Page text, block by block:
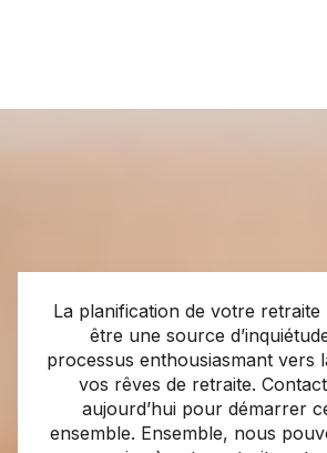
La planification de votre retraite
être une source
processus enthousiasmant vers
vos rêves de retraite.
aujourd’hui pour démarrer
ensemble. Ensemble, nous